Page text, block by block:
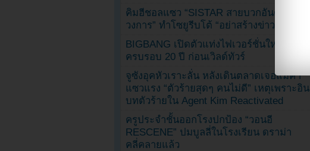
คิมฮีชอลแซว “SISTAR สายบวกอันดับ 1 ใน
วงการ” ทำโซยูรีบโต้ “อย่าสร้างข่าวลือ!”
BIGBANG เปิดตัวแท่งไฟเวอร์ชั่นใหม่ ฉลอง
ครบรอบ 20 ปี ก่อนเวิลด์ทัวร์
จูซังอุคหัวเราะลั่น หลังเดินตลาดเจอแม่ค้า
แซวแรง “ตัวร้ายสุดๆ คนไม่ดี” เหตุเพราะอิน
บทตัวร้ายใน Agent Kim Reactivated
ครูประจำชั้นออกโรงปกป้อง “วอนอี
RESCENE” ปมบูลลี่ในโรงเรียน ดราม่า
คลี่คลายแล้ว